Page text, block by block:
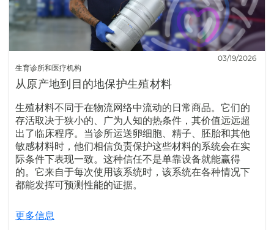
生育诊所和医疗机构
03/19/2026
从原产地到目的地保护生殖材料
生殖材料不同于在物流网络中流动的日常商品。它们的
存活取决于狭小的、广为人知的热条件，其价值远远超
出了临床程序。当诊所运送卵细胞、精子、胚胎和其他
敏感材料时，他们相信负责保护这些材料的系统会在实
际条件下表现一致。这种信任不是单靠设备就能赢得
的。它来自于每次使用该系统时，该系统在各种情况下
都能发挥可预测性能的证据。
更多信息